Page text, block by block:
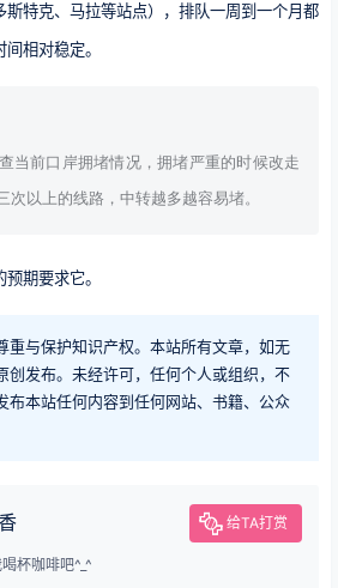
特克、马拉等站点），排队一周到一个月都
相对稳定。
当前口岸拥堵情况，拥堵严重的时候改走
次以上的线路，中转越多越容易堵。
期要求它。
重与保护知识产权。本站所有文章，如无
创发布。未经许可，任何个人或组织，不
布本站任何内容到任何网站、书籍、公众
给TA打赏
杯咖啡吧^_^